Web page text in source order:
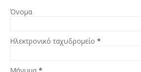
Όνομα
Ηλεκτρονικό ταχυδρομείο *
Μήνυμα *